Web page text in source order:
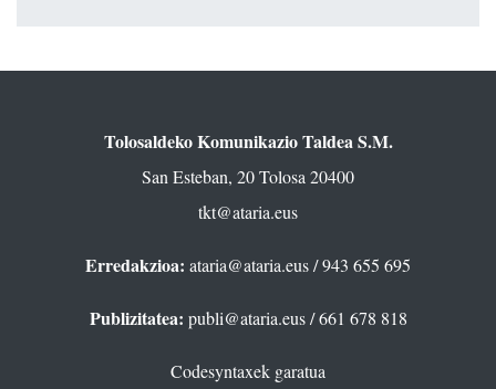
Tolosaldeko Komunikazio Taldea S.M.
San Esteban, 20 Tolosa 20400
tkt@ataria.eus
Erredakzioa: ataria@ataria.eus/ 943 655 695
Publizitatea: publi@ataria.eus/ 661 678 818
Codesyntaxek garatua